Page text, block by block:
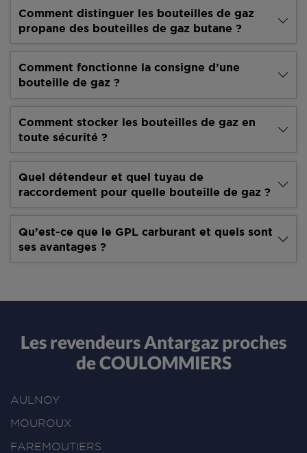
Comment distinguer les bouteilles de gaz
propane des bouteilles de gaz butane ?
Comment fonctionne la consigne d’une
bouteille de gaz ?
Comment stocker les bouteilles de gaz en
toute sécurité ?
Quel détendeur et quel tuyau de
raccordement pour quelle bouteille de gaz ?
Qu’est-ce que le GPL carburant et quels sont
ses avantages ?
Les revendeurs Antargaz proches
de COULOMMIERS
AULNOY
MOUROUX
FAREMOUTIERS